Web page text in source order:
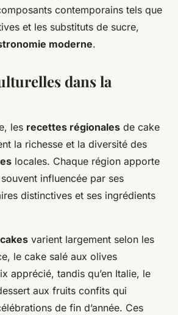
contemporains tels que
et les substituts de sucre,
moderne.
dans la
les recettes régionales de cake
la richesse et la diversité des
locales. Chaque région apporte
influencée par ses
distinctives et ses ingrédients
varient largement selon les
le cake salé aux olives
apprécié, tandis qu’en Italie, le
aux fruits confits qui
de fin d’année. Ces